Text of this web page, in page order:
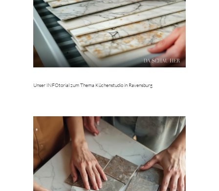
Unser INFOtorial zum Thema Küchenstudio in Ravensburg